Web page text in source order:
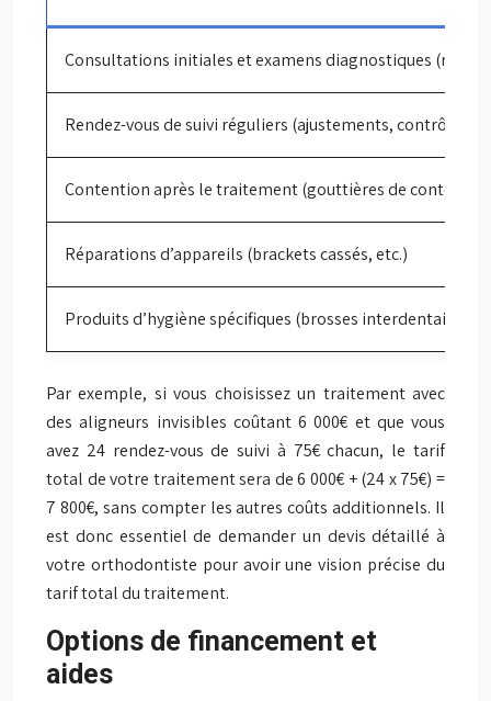
Consultations initiales et examens diagnostiques
Rendez-vous de suivi réguliers (ajustements, contrôles)
Contention après le traitement (gouttières de
Réparations d’appareils (brackets cassés, etc.)
Produits d’hygiène spécifiques (brosses interdentaires,
Par exemple, si vous choisissez un traitement avec
des aligneurs invisibles coûtant 6 000€ et que vous
avez 24 rendez-vous de suivi à 75€ chacun, le tarif
total de votre traitement sera de 6 000€ + (24 x 75€) =
7 800€, sans compter les autres coûts additionnels. Il
est donc essentiel de demander un devis détaillé à
votre orthodontiste pour avoir une vision précise du
tarif total du traitement.
Options de financement et
aides